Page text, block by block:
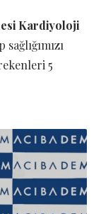
Kardiyoloji
5